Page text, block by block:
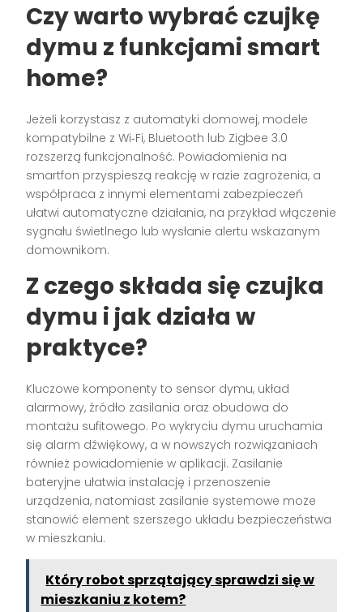
Czy warto wybraćczujkę
dymu z funkcjami smart
home?
Jeżeli korzystasz z automatyki domowej, modele
kompatybilne z Wi‑Fi, Bluetooth lub Zigbee 3.0
rozszerzą funkcjonalność. Powiadomienia na
smartfon przyspieszą reakcję w razie zagrożenia, a
współpraca z innymi elementami zabezpieczeń
ułatwi automatyczne działania, na przykład włączenie
sygnału świetlnego lub wysłanie alertu wskazanym
domownikom.
Z czego składa się czujka
dymu i jak działa w
praktyce?
Kluczowe komponenty to sensor dymu, układ
alarmowy, źródło zasilania oraz obudowa do
montażu sufitowego. Po wykryciu dymu uruchamia
się alarm dźwiękowy, a w nowszych rozwiązaniach
również powiadomienie w aplikacji. Zasilanie
bateryjne ułatwia instalację i przenoszenie
urządzenia, natomiast zasilanie systemowe może
stanowić element szerszego układu bezpieczeństwa
w mieszkaniu.
Który robot sprzątający sprawdzi się w
mieszkaniu z kotem?